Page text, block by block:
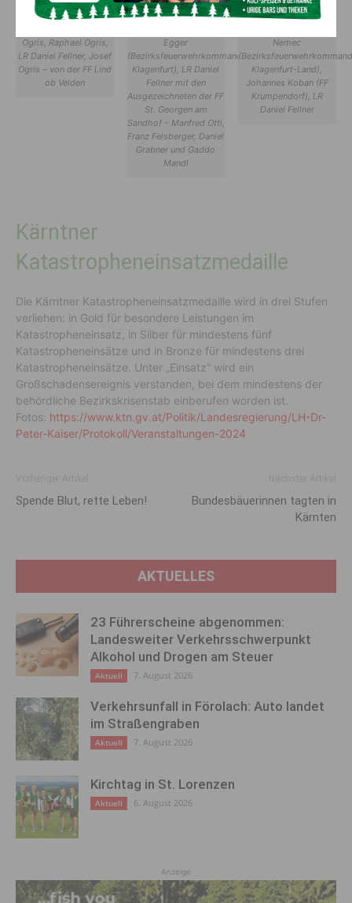
Ogris, Raphael Ogris,
LR Daniel Fellner, Josef
Ogris – von der FF Lind
ob Velden
Egger
(Bezirksfeuerwehrkommandant
Klagenfurt), LR Daniel
Fellner mit den
Ausgezeichneten der FF
St. Georgen am
Sandhof – Manfred Otti,
Franz Felsberger, Daniel
Grabner und Gaddo
Mandl
Nemec
Klagenfurt-Land),
Johannes Koban (FF
Krumpendorf), LR
Daniel Fellner
Kärntner
Katastropheneinsatzmedaille
Die Kärntner Katastropheneinsatzmedaille wird in drei Stufen
verliehen: in Gold für besondere Leistungen im
Katastropheneinsatz, in Silber für mindestens fünf
Katastropheneinsätze und in Bronze für mindestens drei
Katastropheneinsätze. Unter „Einsatz“ wird ein
Großschadensereignis verstanden, bei dem mindestens der
behördliche Bezirkskrisenstab einberufen worden ist.
Fotos: https://www.ktn.gv.at/Politik/Landesregierung/LH-Dr-
Peter-Kaiser/Protokoll/Veranstaltungen-2024
Spende Blut, rette Leben!
Bundesbäuerinnen tagten in
Kärnten
AKTUELLES
23 Führerscheine abgenommen:
Landesweiter Verkehrsschwerpunkt
Alkohol und Drogen am Steuer
Aktuell 7. August 2026
Verkehrsunfall in Förolach: Auto landet
im Straßengraben
Aktuell 7. August 2026
Kirchtag in St. Lorenzen
Aktuell 6. August 2026
Anzeige